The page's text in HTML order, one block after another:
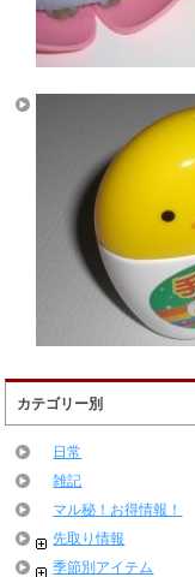
カテゴリー別
日常
雑記
マル秘！お得情報！
先取り情報
季節別アイテム